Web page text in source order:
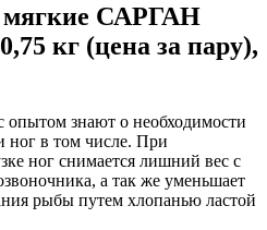
мягкие САРГАН
кг (цена за пару),
знают о необходимости
ног в том числе. При
ног снимается лишний вес с
а так же уменьшает
рыбы путем хлопанью ластой